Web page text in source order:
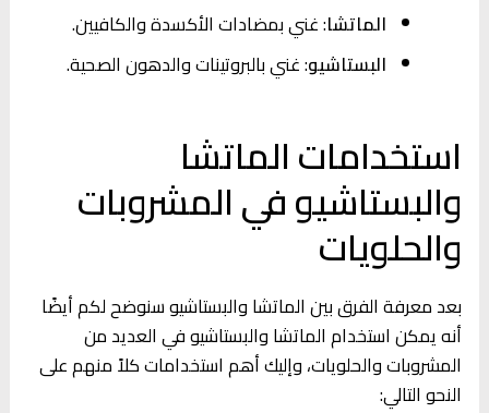
الماتشا: غني بمضادات الأكسدة والكافيين.
البستاشيو: غني بالبروتينات والدهون الصحية.
استخدامات الماتشا
والبستاشيو في المشروبات
والحلويات
بعد معرفة الفرق بين الماتشا والبستاشيو سنوضح لكم أيضًا
أنه يمكن استخدام الماتشا والبستاشيو في العديد من
المشروبات والحلويات، وإليك أهم استخدامات كلاً منهم على
النحو التالي: